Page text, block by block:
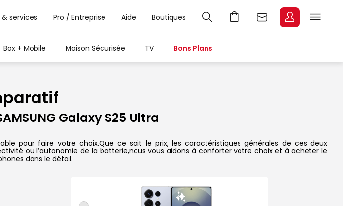
& services Pro / Entreprise Aide Boutiques
Box + Mobile Maison Sécurisée TV Bons Plans
Galaxy S25 Ultra
pour faire votre choix.Que ce soit le prix, les caractéristiques générales de ces deux
ou l’autonomie de la batterie,nous vous aidons à conforter votre choix et à acheter le
dans le détail.